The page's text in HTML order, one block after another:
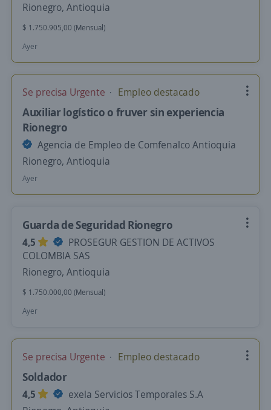
Rionegro, Antioquia
$ 1.750.905,00 (Mensual)
Ayer
Se precisa Urgente Empleo destacado
Auxiliar logístico o fruver sin experiencia
Rionegro
Agencia de Empleo de Comfenalco Antioquia
Rionegro, Antioquia
Ayer
Guarda de Seguridad Rionegro
4,5
PROSEGUR GESTION DE ACTIVOS
COLOMBIA SAS
Rionegro, Antioquia
$ 1.750.000,00 (Mensual)
Ayer
Se precisa Urgente Empleo destacado
Soldador
4,5
exela Servicios Temporales S.A